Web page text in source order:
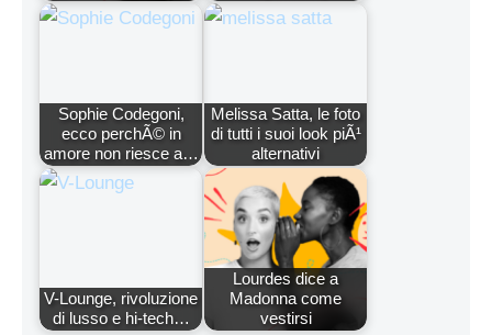
Sophie Codegoni,
ecco perchÃ© in
amore non riesce a…
Melissa Satta, le foto
di tutti i suoi look piÃ¹
alternativi
V-Lounge, rivoluzione
di lusso e hi-tech…
Lourdes dice a
Madonna come
vestirsi